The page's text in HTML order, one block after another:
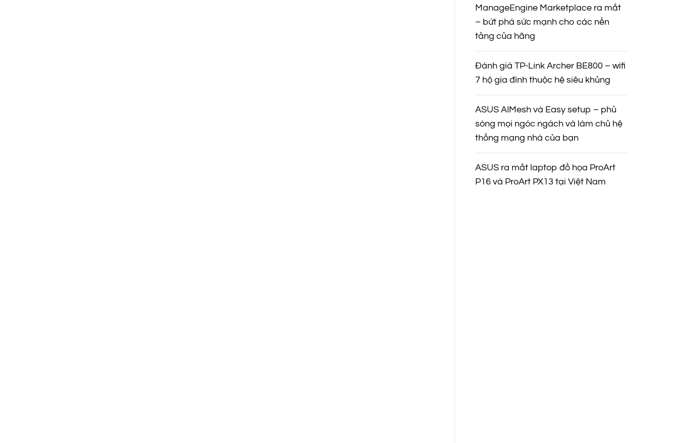
ManageEngine Marketplace ra mắt
– bứt phá sức mạnh cho các nền
tảng của hãng
Đánh giá TP-Link Archer BE800 – wifi
7 hộ gia đình thuộc hệ siêu khủng
ASUS AIMesh và Easy setup – phủ
sóng mọi ngóc ngách và làm chủ hệ
thống mạng nhà của bạn
ASUS ra mắt laptop đồ họa ProArt
P16 và ProArt PX13 tại Việt Nam